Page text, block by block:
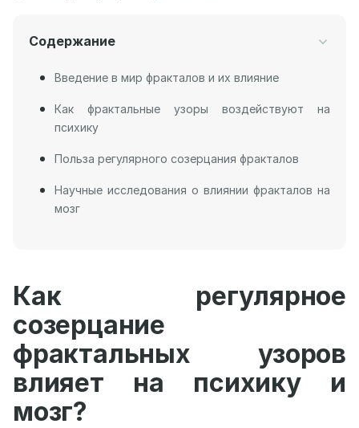
Содержание
Введение в мир фракталов и их влияние
Как фрактальные узоры воздействуют на
психику
Польза регулярного созерцания фракталов
Научные исследования о влиянии фракталов на
мозг
Как регулярное
созерцание
фрактальных узоров
влияет на психику и
мозг?